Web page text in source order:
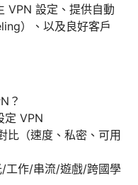
VPN 設定、提供自動
）、以及良好客戶
？
定 VPN
比（速度、私密、可用
工作/串流/遊戲/跨國學